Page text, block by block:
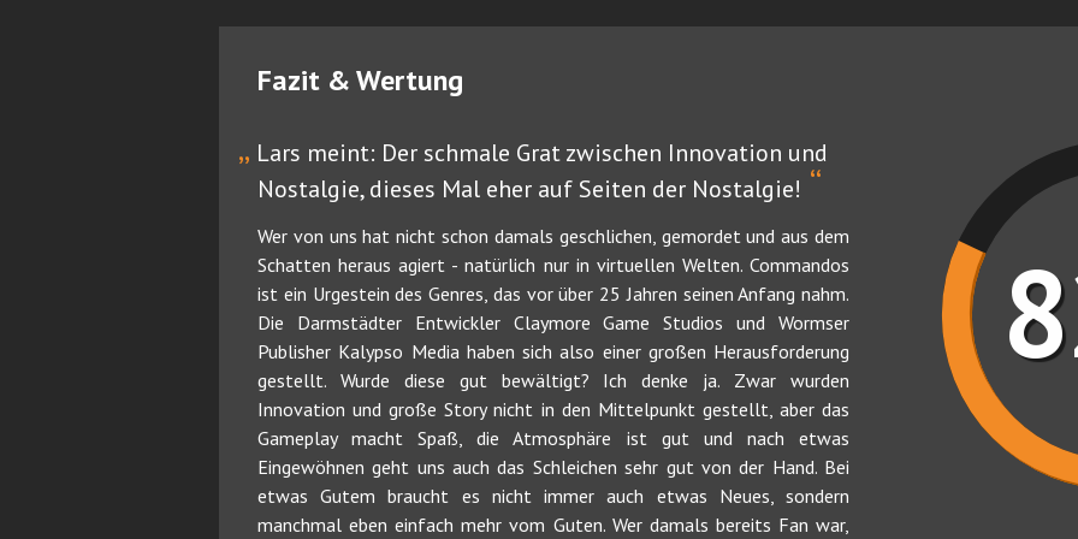
Fazit & Wertung
„ Lars meint: Der schmale Grat zwischen Innovation und
Nostalgie, dieses Mal eher auf Seiten der Nostalgie! “
Wer von uns hat nicht schon damals geschlichen, gemordet und aus dem
Schatten heraus agiert - natürlich nur in virtuellen Welten. Commandos
ist ein Urgestein des Genres, das vor über 25 Jahren seinen Anfang nahm.
Die Darmstädter Entwickler Claymore Game Studios und Wormser
Publisher Kalypso Media haben sich also einer großen Herausforderung
gestellt. Wurde diese gut bewältigt? Ich denke ja. Zwar wurden
Innovation und große Story nicht in den Mittelpunkt gestellt, aber das
Gameplay macht Spaß, die Atmosphäre ist gut und nach etwas
Eingewöhnen geht uns auch das Schleichen sehr gut von der Hand. Bei
etwas Gutem braucht es nicht immer auch etwas Neues, sondern
manchmal eben einfach mehr vom Guten. Wer damals bereits Fan war,